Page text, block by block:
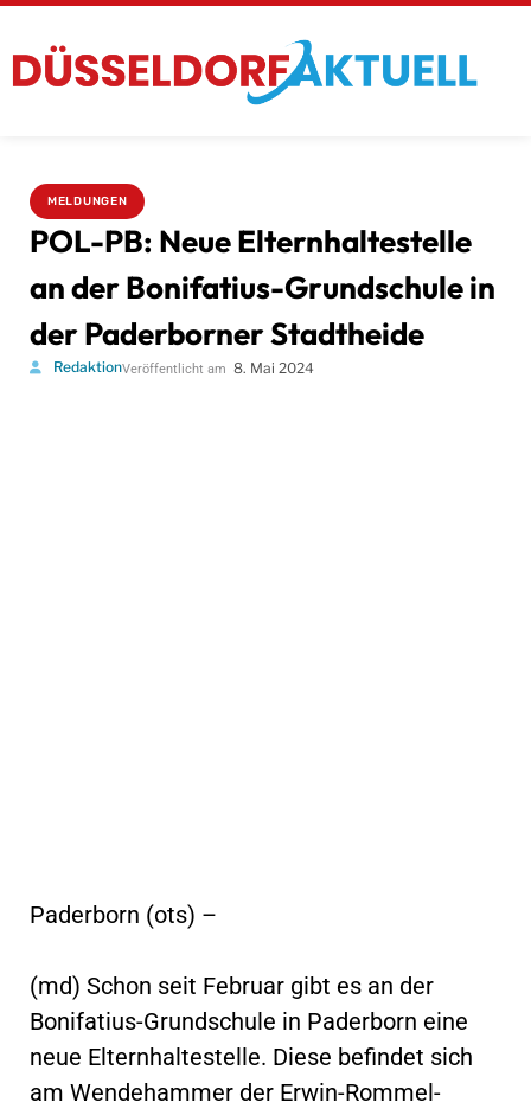
MELDUNGEN
POL-PB: Neue Elternhaltestelle
an der Bonifatius-Grundschule in
der Paderborner Stadtheide
RedaktionVeröffentlicht am 8. Mai 2024
Paderborn (ots) –
(md) Schon seit Februar gibt es an der
Bonifatius-Grundschule in Paderborn eine
neue Elternhaltestelle. Diese befindet sich
am Wendehammer der Erwin-Rommel-